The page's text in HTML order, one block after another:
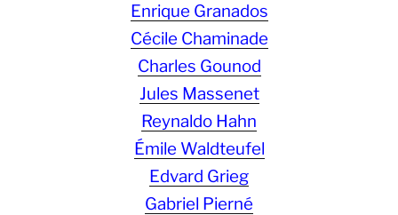
Enrique Granados
Cécile Chaminade
Charles Gounod
Jules Massenet
Reynaldo Hahn
Émile Waldteufel
Edvard Grieg
Gabriel Pierné